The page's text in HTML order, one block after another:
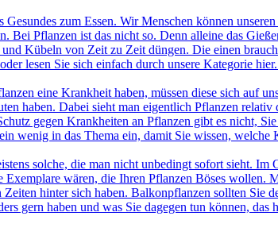
zum Essen. Wir Menschen können
Bei Pflanzen ist das nicht so. Denn alleine das
Kübeln von Zeit zu Zeit düngen. Die einen
lesen Sie sich einfach durch unsere Kategorie
eine Krankheit haben, müssen diese sich auf
haben. Dabei sieht man eigentlich Pflanzen relativ
gegen Krankheiten an Pflanzen gibt es nicht,
wenig in das Thema ein, damit Sie wissen, welche
solche, die man nicht unbedingt sofort sieht. Im
wären, die Ihren Pflanzen Böses wollen.
hinter sich haben. Balkonpflanzen sollten Sie
gern haben und was Sie dagegen tun können, das